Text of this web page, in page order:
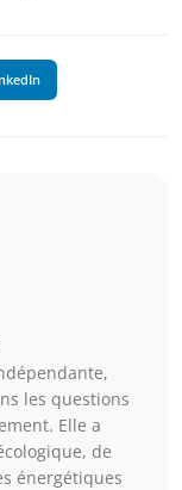
les questions
Elle a
de
énergétiques